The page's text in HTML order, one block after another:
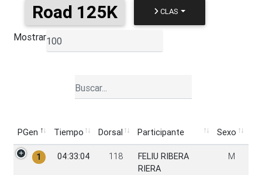
Road 125K CLAS
Mostrar
PGen Tiempo Dorsal Participante
Sexo
PGen
Tiempo Dorsal Participante Sexo
1 04:33:04 118
FELIU RIBERA
RIERA
M